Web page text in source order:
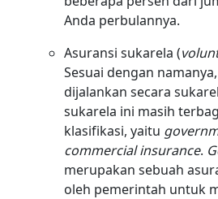
Anda perbulannya.
Asuransi sukarela (
Sesuai dengan
dijalankan secara
sukarela ini masih
klasifikasi, yaitu
commercial insurance.
merupakan sebuah
oleh pemerintah untuk